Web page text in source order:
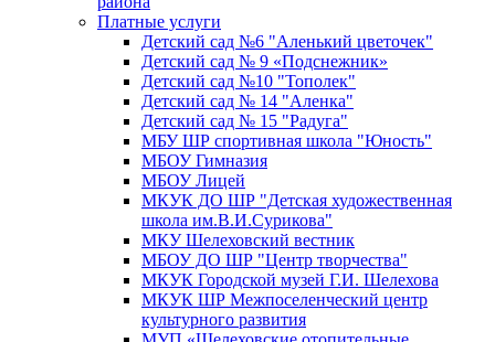
Платные услуги
Детский сад №6 "Аленький цветочек"
Детский сад № 9 «Подснежник»
Детский сад №10 "Тополек"
Детский сад № 14 "Аленка"
Детский сад № 15 "Радуга"
МБУ ШР спортивная школа "Юность"
МБОУ Гимназия
МБОУ Лицей
МКУК ДО ШР "Детская художественная
школа им.В.И.Сурикова"
МКУ Шелеховский вестник
МБОУ ДО ШР "Центр творчества"
МКУК Городской музей Г.И. Шелехова
МКУК ШР Межпоселенческий центр
культурного развития